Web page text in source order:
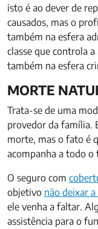
isto é ao dever de
causados, mas o
também na esfera
classe que controla
também na esfera
MORTE
Trata-se de uma
provedor da família.
morte, mas o fato é
acompanha a todo o
O seguro com
objetivo não deixar
ele venha a faltar.
assistência para o